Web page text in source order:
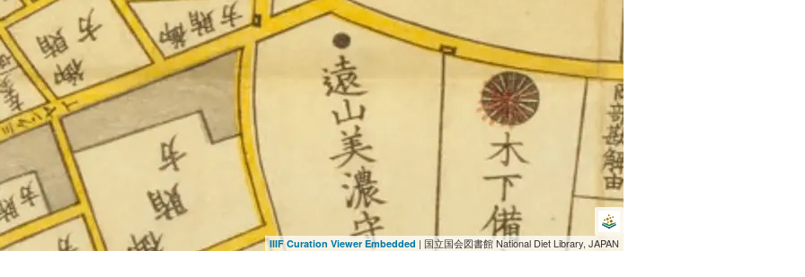
IIIF Curation Viewer Embedded | 国立国会図書館 National Diet Library, JAPAN